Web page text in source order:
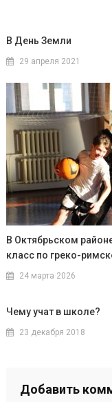
В День Земли
29 апреля 2021
В Октябрьском
класс по греко-
24 марта 2026
Чему учат в школе?
23 декабря 2018
Добавить